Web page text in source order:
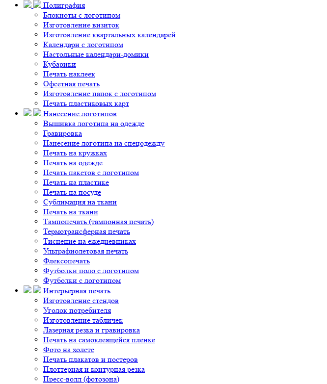
Полиграфия
Блокноты с логотипом
Изготовление визиток
Изготовление квартальных календарей
Календари с логотипом
Настольные календари-домики
Кубарики
Печать наклеек
Офсетная печать
Изготовление папок с логотипом
Печать пластиковых карт
Нанесение логотипов
Вышивка логотипа на одежде
Гравировка
Нанесение логотипа на спецодежду
Печать на кружках
Печать на одежде
Печать пакетов с логотипом
Печать на пластике
Печать на посуде
Сублимация на ткани
Печать на ткани
Тампопечать (тампонная печать)
Термотрансферная печать
Тиснение на ежедневниках
Ультрафиолетовая печать
Флексопечать
Футболки поло с логотипом
Футболки с логотипом
Интерьерная печать
Изготовление стендов
Уголок потребителя
Изготовление табличек
Лазерная резка и гравировка
Печать на самоклеящейся пленке
Фото на холсте
Печать плакатов и постеров
Плоттерная и контурная резка
Пресс-волл (фотозона)